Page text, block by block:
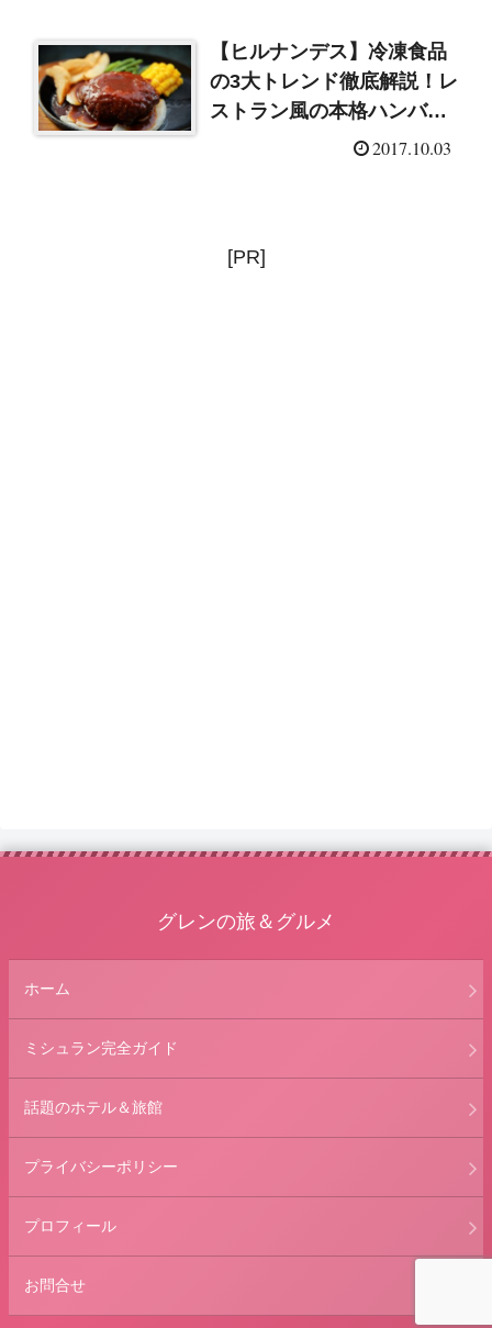
【ヒルナンデス】冷凍食品
の3大トレンド徹底解説！レ
ストラン風の本格ハンバー
グ＆老舗の長崎ちゃんぽん
2017.10.03
[PR]
グレンの旅＆グルメ
ホーム
ミシュラン完全ガイド
話題のホテル＆旅館
プライバシーポリシー
プロフィール
お問合せ